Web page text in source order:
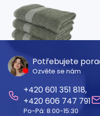
Potřebujete
Ozvěte se nám
601 351 818
606 747 791
Po-Pá: 8:00-15:30